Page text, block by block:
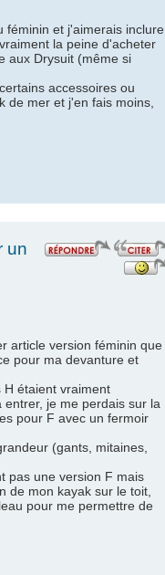
féminin et j'aimerais inclure
la peine d'acheter
aux Drysuit (même si
accessoires ou
de mer et j'en fais moins,
un
article version féminin que
pour ma devanture et
H étaient vraiment
je me perdais sur la
pour F avec un fermoir
(gants, mitaines,
pas une version F mais
de mon kayak sur le toit,
pour me permettre de